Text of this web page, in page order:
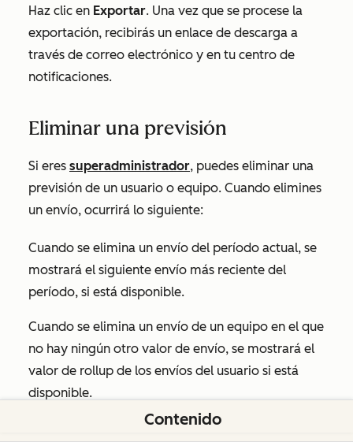
Haz clic en Exportar. Una vez que se procese la
exportación, recibirás un enlace de descarga a
través de correo electrónico y en tu centro de
notificaciones.
Eliminar una previsión
Si eres superadministrador, puedes eliminar una
previsión de un usuario o equipo. Cuando elimines
un envío, ocurrirá lo siguiente:
Cuando se elimina un envío del período actual, se
mostrará el siguiente envío más reciente del
período, si está disponible.
Cuando se elimina un envío de un equipo en el que
no hay ningún otro valor de envío, se mostrará el
valor de rollup de los envíos del usuario si está
disponible.
Cuando se elimina un envío de un usuario en el
Contenido